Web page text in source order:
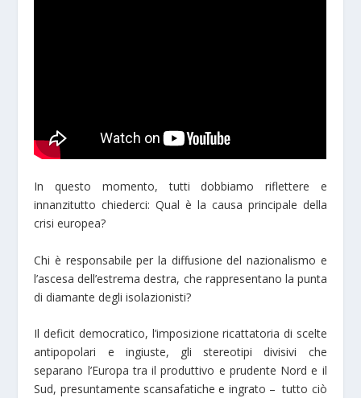
In questo momento, tutti dobbiamo riflettere e
innanzitutto chiederci: Qual è la causa principale della
crisi europea?
Chi è responsabile per la diffusione del nazionalismo e
l’ascesa dell’estrema destra, che rappresentano la punta
di diamante degli isolazionisti?
Il deficit democratico, l’imposizione ricattatoria di scelte
antipopolari e ingiuste, gli stereotipi divisivi che
separano l’Europa tra il produttivo e prudente Nord e il
Sud, presuntamente scansafatiche e ingrato – tutto ciò